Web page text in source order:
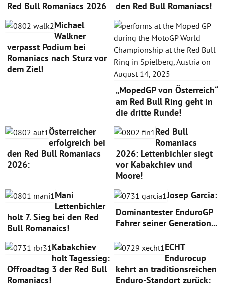
Red Bull Romaniacs 2026
den Red Bull Romaniacs!
Michael
Walkner
verpasst Podium bei
Romaniacs nach Sturz vor
dem Ziel!
„MopedGP von Österreich“
am Red Bull Ring geht in
die dritte Runde!
Österreicher
erfolgreich bei
den Red Bull Romaniacs
2026:
Red Bull
Romaniacs
2026: Lettenbichler siegt
vor Kabakchiev und
Moore!
Mani
Lettenbichler
holt 7. Sieg bei den Red
Bull Romanaics!
Josep Garcia:
Dominantester EnduroGP
Fahrer seiner Generation...
Kabakchiev
holt Tagessieg:
Offroadtag 3 der Red Bull
Romaniacs!
ECHT
Endurocup
kehrt an traditionsreichen
Enduro-Standort zurück: